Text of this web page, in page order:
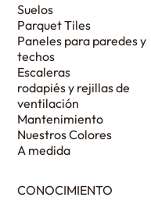
Suelos
Parquet Tiles
Paneles para paredes y
techos
Escaleras
rodapiés y rejillas de
ventilación
Mantenimiento
Nuestros Colores
A medida
CONOCIMIENTO